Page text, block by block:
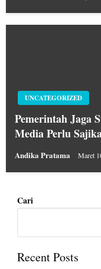
UNCATEGORIZED
Pemerintah Jaga
Media Perlu
Andika Pratama Maret
Cari
Recent Posts